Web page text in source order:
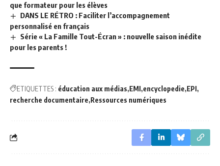
que formateur pour les élèves
DANS LE RÉTRO : Faciliter l’accompagnement
personnalisé en français
Série « La Famille Tout-Écran » : nouvelle saison inédite
pour les parents !
ETIQUETTES : éducation aux médias EMI encyclopedie EPI
recherche documentaire Ressources numériques